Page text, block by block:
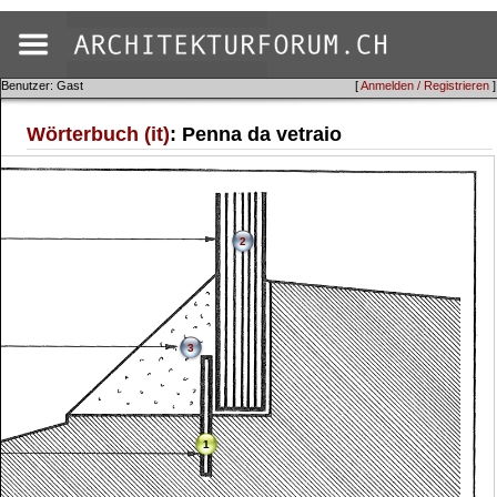
[Anmelden / Registrieren ]
Benutzer: Gast
Wörterbuch (it): Penna da vetraio
1
2
3